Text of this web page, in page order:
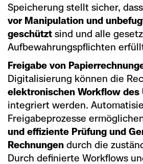
Speicherung stellt sicher,
vor Manipulation und
geschützt sind und alle
Aufbewahrungspflichten
Freigabe von
Digitalisierung können die
elektronischen Workflow des
integriert werden.
Freigabeprozesse
und effiziente Prüfung und
Rechnungen durch die
Durch definierte Workflows